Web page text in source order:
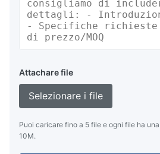
Attachare file
Selezionare i file
Puoi caricare fino a 5 file e ogni file ha
10M.